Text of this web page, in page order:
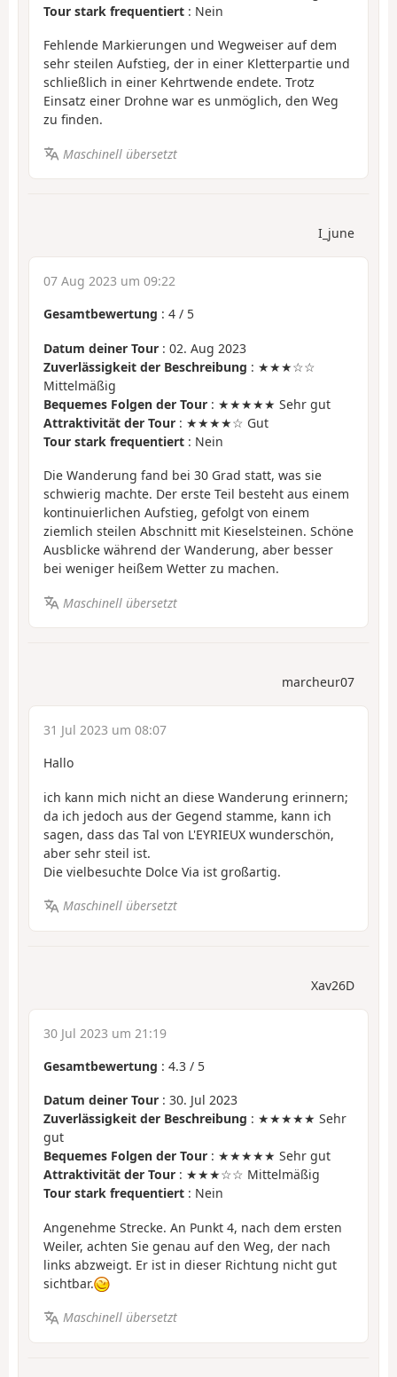
Tour stark frequentiert : Nein
Fehlende Markierungen und Wegweiser auf dem
sehr steilen Aufstieg, der in einer Kletterpartie und
schließlich in einer Kehrtwende endete. Trotz
Einsatz einer Drohne war es unmöglich, den Weg
zu finden.
Maschinell übersetzt
I_june
07 Aug 2023 um 09:22
Gesamtbewertung : 4 / 5
Datum deiner Tour : 02. Aug 2023
Zuverlässigkeit der Beschreibung : ★★★☆☆
Mittelmäßig
Bequemes Folgen der Tour : ★★★★★ Sehr gut
Attraktivität der Tour : ★★★★☆ Gut
Tour stark frequentiert : Nein
Die Wanderung fand bei 30 Grad statt, was sie
schwierig machte. Der erste Teil besteht aus einem
kontinuierlichen Aufstieg, gefolgt von einem
ziemlich steilen Abschnitt mit Kieselsteinen. Schöne
Ausblicke während der Wanderung, aber besser
bei weniger heißem Wetter zu machen.
Maschinell übersetzt
marcheur07
31 Jul 2023 um 08:07
Hallo
ich kann mich nicht an diese Wanderung erinnern;
da ich jedoch aus der Gegend stamme, kann ich
sagen, dass das Tal von L'EYRIEUX wunderschön,
aber sehr steil ist.
Die vielbesuchte Dolce Via ist großartig.
Maschinell übersetzt
Xav26D
30 Jul 2023 um 21:19
Gesamtbewertung : 4.3 / 5
Datum deiner Tour : 30. Jul 2023
Zuverlässigkeit der Beschreibung : ★★★★★ Sehr
gut
Bequemes Folgen der Tour : ★★★★★ Sehr gut
Attraktivität der Tour : ★★★☆☆ Mittelmäßig
Tour stark frequentiert : Nein
Angenehme Strecke. An Punkt 4, nach dem ersten
Weiler, achten Sie genau auf den Weg, der nach
links abzweigt. Er ist in dieser Richtung nicht gut
sichtbar.
Maschinell übersetzt